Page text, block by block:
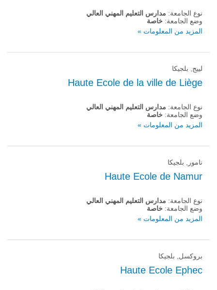
نوع الجامعة: مدارس التعليم المهني العالي
وضع الجامعة: خاصة
المزيد من المعلومات »
لييج, بلجيكا
Haute Ecole de la ville de Liège
نوع الجامعة: مدارس التعليم المهني العالي
وضع الجامعة: خاصة
المزيد من المعلومات »
نامور, بلجيكا
Haute Ecole de Namur
نوع الجامعة: مدارس التعليم المهني العالي
وضع الجامعة: خاصة
المزيد من المعلومات »
بروكسل, بلجيكا
Haute Ecole Ephec